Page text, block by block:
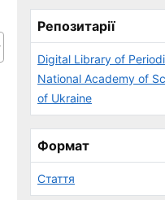
Репозитарії
Digital Library of
National Academy of
of Ukraine
Формат
Стаття